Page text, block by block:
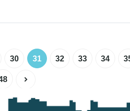
30 31 32 33 34